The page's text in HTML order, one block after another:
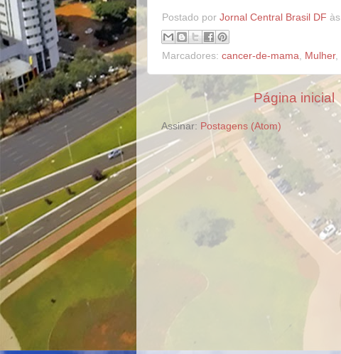
Postado por Jornal Central Brasil DF às
Marcadores: cancer-de-mama Mulher,
Página inicial
Assinar: Postagens (Atom)